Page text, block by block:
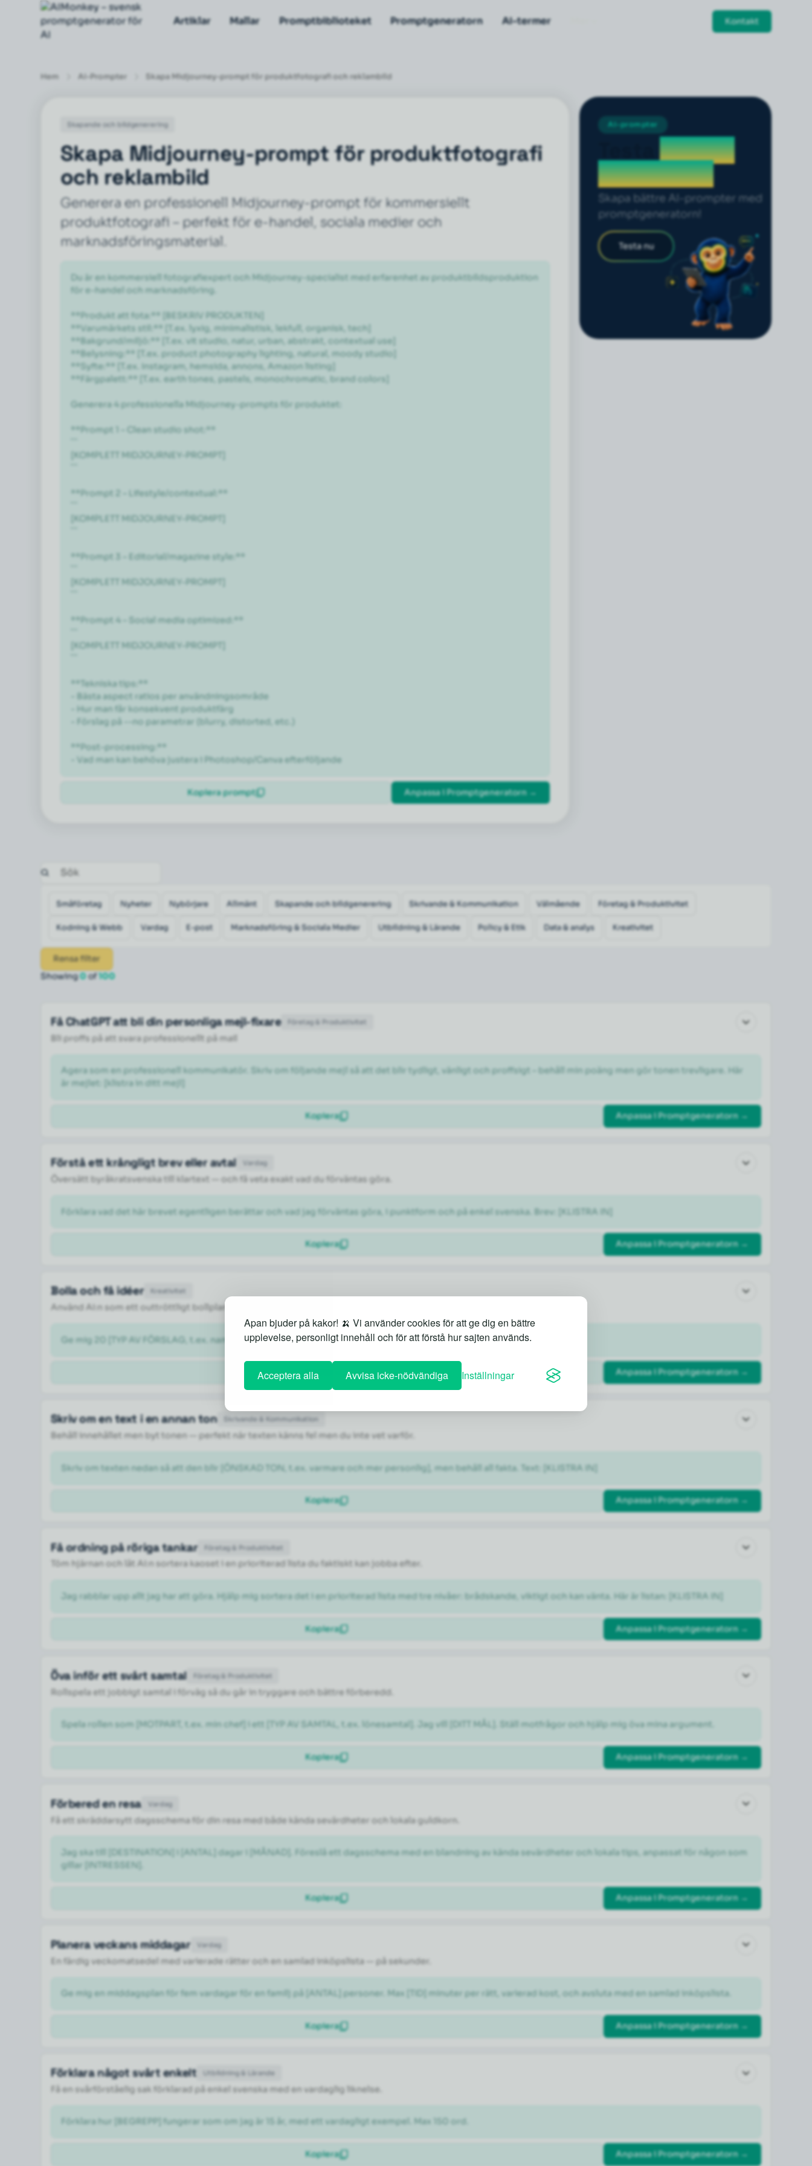
Apan bjuder på kakor! 🍌 Vi använder cookies för att ge dig en bättre
upplevelse, personligt innehåll och för att förstå hur sajten används.
Acceptera alla Avvisa icke-nödvändiga Inställningar
Artiklar Mallar Promptbiblioteket Promptgeneratorn AI-termer Kontakt
Hem AI-Prompter Skapa Midjourney-prompt för produktfotografi och reklambild
Skapande och bildgenerering
Skapa Midjourney-prompt för produktfotografi
och reklambild
Generera en professionell Midjourney-prompt för kommersiellt
produktfotografi – perfekt för e-handel, sociala medier och
marknadsföringsmaterial.
Du är en kommersiell fotografiexpert och Midjourney-specialist med erfarenhet av produktbildsproduktion
för e-handel och marknadsföring.
**Produkt att fota:** [BESKRIV PRODUKTEN]
**Varumärkets stil:** [T.ex. lyxig, minimalistisk, lekfull, organisk, tech]
**Bakgrund/miljö:** [T.ex. vit studio, natur, urban, abstrakt, contextual use]
**Belysning:** [T.ex. product photography lighting, natural, moody studio]
**Syfte:** [T.ex. Instagram, hemsida, annons, Amazon listing]
**Färgpalett:** [T.ex. earth tones, pastels, monochromatic, brand colors]
Generera 4 professionella Midjourney-prompts för produktet:
**Prompt 1 – Clean studio shot:**
[KOMPLETT MIDJOURNEY-PROMPT]
**Prompt 2 – Lifestyle/contextual:**
[KOMPLETT MIDJOURNEY-PROMPT]
**Prompt 3 – Editorial/magazine style:**
[KOMPLETT MIDJOURNEY-PROMPT]
**Prompt 4 – Social media optimized:**
[KOMPLETT MIDJOURNEY-PROMPT]
**Tekniska tips:**
- Bästa aspect ratios per användningsområde
- Hur man får konsekvent produktfärg
- Förslag på --no parametrar (blurry, distorted, etc.)
**Post-processing:**
- Vad man kan behöva justera i Photoshop/Canva efterföljande
Kopiera prompt Anpassa i Promptgeneratorn →
AI-prompter
Testaprompt
generatorn
Skapa bättre AI-prompter med
promptgeneratorn!
Testa nu
Småföretag Nyheter Nybörjare Allmänt Skapande och bildgenerering Skrivande & Kommunikation Välmående Företag & Produktivitet
Kodning & Webb Vardag E-post Marknadsföring & Sociala Medier Utbildning & Lärande Policy & Etik Data & analys Kreativitet
Rensa filter
Showing0of100
Företag & Produktivitet
Få ChatGPT att bli din personliga mejl-fixare
Bli proffs på att svara professionellt på mail
Agera som en professionell kommunikatör. Skriv om följande mejl så att det blir tydligt, vänligt och proffsigt – behåll min poäng men gör tonen trevligare. Här
är mejlet: [klistra in ditt mejl]
Kopiera Anpassa i Promptgeneratorn →
Vardag
Förstå ett krångligt brev eller avtal
Översätt byråkratsvenska till klartext — och få veta exakt vad du förväntas göra.
Förklara vad det här brevet egentligen berättar och vad jag förväntas göra, i punktform och på enkel svenska. Brev: [KLISTRA IN]
Kopiera Anpassa i Promptgeneratorn →
Kreativitet
Bolla och få idéer
Använd AI:n som ett outtröttligt bollplank när du behöver många idéer snabbt.
Ge mig 20 [TYP AV FÖRSLAG, t.ex. namnförslag på en podd om trädgård]. Blanda lekfulla och seriösa förslag.
Kopiera Anpassa i Promptgeneratorn →
Skrivande & Kommunikation
Skriv om en text i en annan ton
Behåll innehållet men byt tonen — perfekt när texten känns fel men du inte vet varför.
Skriv om texten nedan så att den blir [ÖNSKAD TON, t.ex. varmare och mer personlig], men behåll all fakta. Text: [KLISTRA IN]
Kopiera Anpassa i Promptgeneratorn →
Företag & Produktivitet
Få ordning på röriga tankar
Töm hjärnan och låt AI:n sortera kaoset i en prioriterad lista du faktiskt kan jobba efter.
Jag rabblar upp allt jag har att göra. Hjälp mig sortera det i en prioriterad lista med tre nivåer: brådskande, viktigt och kan vänta. Här är listan: [KLISTRA IN]
Kopiera Anpassa i Promptgeneratorn →
Företag & Produktivitet
Öva inför ett svårt samtal
Rollspela ett jobbigt samtal i förväg så du går in tryggare och bättre förberedd.
Spela rollen som [MOTPART, t.ex. min chef] i ett [TYP AV SAMTAL, t.ex. lönesamtal]. Jag vill [DITT MÅL]. Ställ motfrågor och hjälp mig öva mina argument.
Kopiera Anpassa i Promptgeneratorn →
Vardag
Förbered en resa
Få ett skräddarsytt dagsschema för din resa med både kända sevärdheter och lokala guldkorn.
Jag ska till [DESTINATION] i [ANTAL] dagar i [MÅNAD]. Föreslå ett dagsschema med en blandning av kända sevärdheter och lokala tips, anpassat för någon som
gillar [INTRESSEN].
Kopiera Anpassa i Promptgeneratorn →
Vardag
Planera veckans middagar
En färdig veckomatsedel med varierade rätter och en samlad inköpslista — på sekunder.
Ge mig en middagsplan för fem vardagar för en familj på [ANTAL] personer. Max [TID] minuter per rätt, varierad kost, och avsluta med en samlad inköpslista.
Kopiera Anpassa i Promptgeneratorn →
Utbildning & Lärande
Förklara något svårt enkelt
Få en svårförståelig sak förklarad på enkel svenska med en vardaglig liknelse.
Förklara hur [BEGREPP] fungerar som om jag är 15 år, med ett vardagligt exempel. Max 150 ord.
Kopiera Anpassa i Promptgeneratorn →